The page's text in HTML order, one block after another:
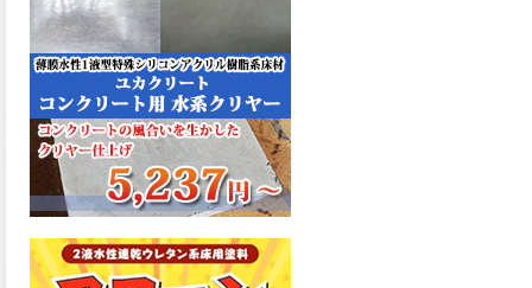
耐擦り傷性、耐摩耗性に優れ
た機能を発揮、フローンフル
トップが新しく販売開始致し
ました。ご購入はこちらか
ら。
2026.06.29
コストを重視しした材料で、
優れた性能と高品質で高度な
防水機能を発揮、フローン12
た。ご購入はこちらから。